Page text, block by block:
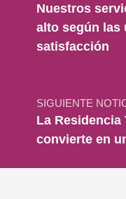
Nuestros
alto según las
satisfacción
SIGUIENTE
La
convierte en